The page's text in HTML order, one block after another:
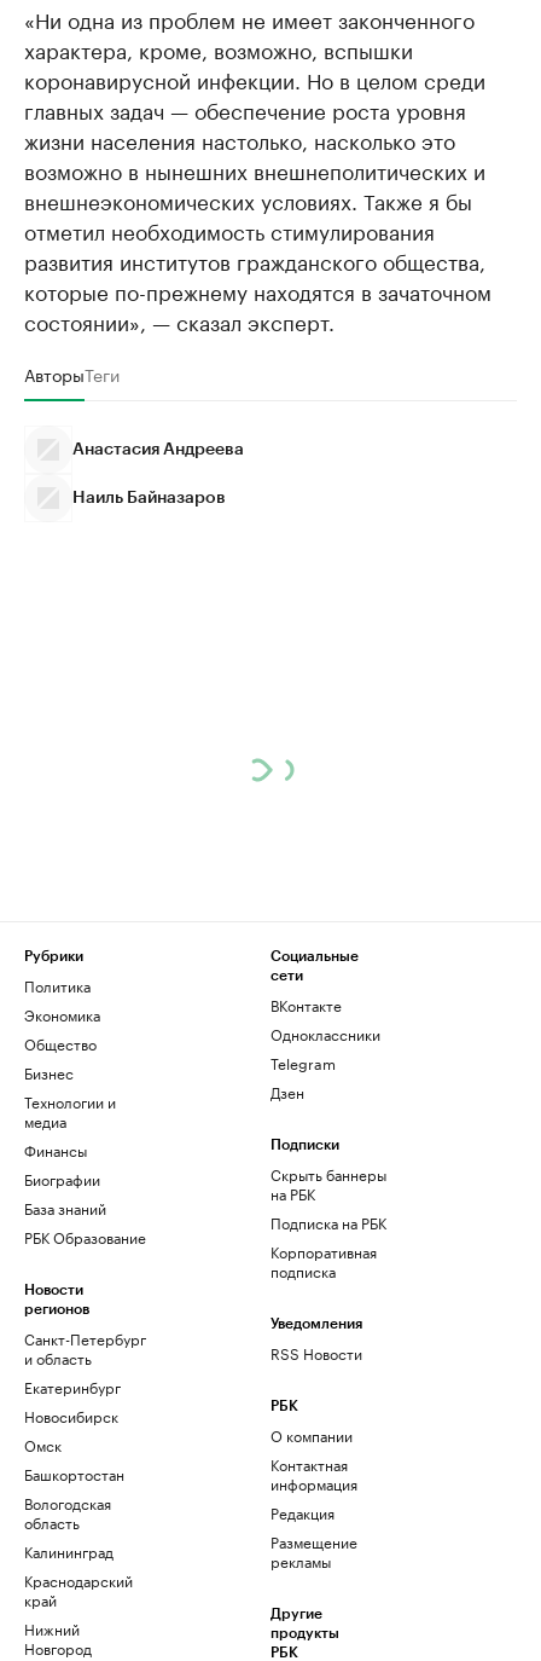
«Ни одна из проблем не имеет законченного
характера, кроме, возможно, вспышки
коронавирусной инфекции. Но в целом среди
главных задач — обеспечение роста уровня
жизни населения настолько, насколько это
возможно в нынешних внешнеполитических и
внешнеэкономических условиях. Также я бы
отметил необходимость стимулирования
развития институтов гражданского общества,
которые по-прежнему находятся в зачаточном
состоянии», — сказал эксперт.
АвторыТеги
Анастасия Андреева
Наиль Байназаров
Рубрики
Политика
Экономика
Общество
Бизнес
Технологии и
медиа
Финансы
Биографии
База знаний
РБК Образование
Новости
регионов
Санкт-Петербург
и область
Екатеринбург
Новосибирск
Омск
Башкортостан
Вологодская
область
Калининград
Краснодарский
край
Нижний
Новгород
Социальные
сети
ВКонтакте
Одноклассники
Telegram
Дзен
Подписки
Скрыть баннеры
на РБК
Подписка на РБК
Корпоративная
подписка
Уведомления
RSS Новости
РБК
О компании
Контактная
информация
Редакция
Размещение
рекламы
Другие
продукты
РБК